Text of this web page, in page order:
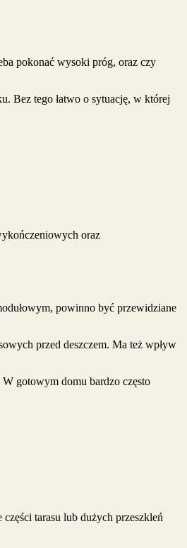
pokonać wysoki próg, oraz czy
Bez tego łatwo o sytuację, w której
oraz
powinno być przewidziane
przed deszczem. Ma też wpływ
W gotowym domu bardzo często
tarasu lub dużych przeszkleń